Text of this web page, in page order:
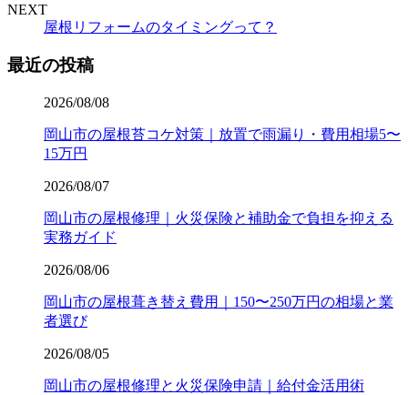
NEXT
屋根リフォームのタイミングって？
最近の投稿
2026/08/08
岡山市の屋根苔コケ対策｜放置で雨漏り・費用相場5〜
15万円
2026/08/07
岡山市の屋根修理｜火災保険と補助金で負担を抑える
実務ガイド
2026/08/06
岡山市の屋根葺き替え費用｜150〜250万円の相場と業
者選び
2026/08/05
岡山市の屋根修理と火災保険申請｜給付金活用術